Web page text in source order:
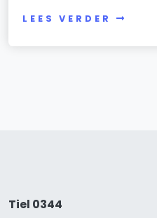
LEES VERDER
Tiel 0344